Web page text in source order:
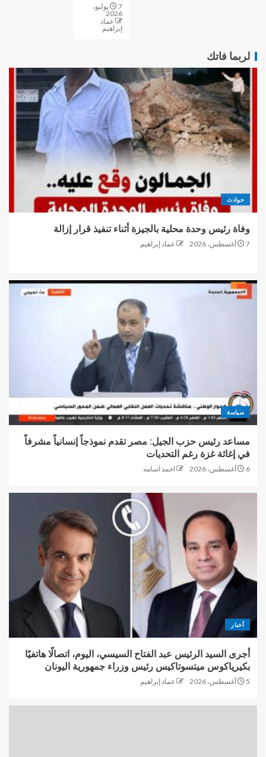
7 يوليو،
2026
عماد
إبراهيم
لربما فاتك
حوادث
وفاة رئيس وحدة محلية بالجيزة أثناء تنفيذ قرار إزالة
7 أغسطس، 2026 عماد إبراهيم
سياسة
مساعد رئيس حزب الجيل: مصر تقدم نموذجاً إنسانياً مشرفاً
في إغاثة غزة رغم التحديات
6 أغسطس، 2026 احمد اسامه
أخبار
أجرى السيد الرئيس عبد الفتاح السيسي، اليوم، اتصالًا هاتفيًا
بكيرياكوس ميتسوتاكيس رئيس وزراء جمهورية اليونان
5 أغسطس، 2026 عماد إبراهيم